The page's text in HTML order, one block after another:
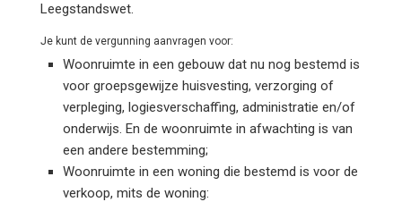
Leegstandswet.
Je kunt de vergunning aanvragen voor:
Woonruimte in een gebouw dat nu nog bestemd is
voor groepsgewijze huisvesting, verzorging of
verpleging, logiesverschaffing, administratie en/of
onderwijs. En de woonruimte in afwachting is van
een andere bestemming;
Woonruimte in een woning die bestemd is voor de
verkoop, mits de woning: